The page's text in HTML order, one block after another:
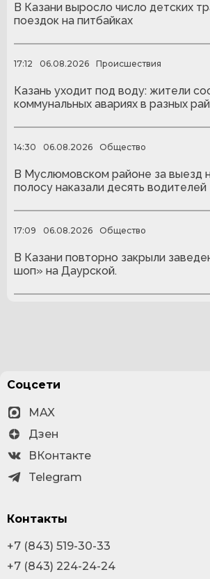
В Казани выросло число детских
поездок на питбайках
17:12 06.08.2026 Происшествия
Казань уходит под воду: жители
коммунальных авариях в разных
14:30 06.08.2026 Общество
В Муслюмовском районе за выезд
полосу наказали десять водителей
17:09 06.08.2026 Общество
В Казани повторно закрыли
шоп» на Даурской.
Соцсети
MAX
Дзен
ВКонтакте
Telegram
Контакты
+7 (843) 519-30-33
+7 (843) 224-24-24